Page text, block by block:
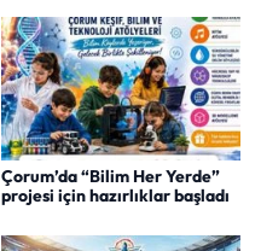
Çorum’da “Bilim Her Yerde”
projesi için hazırlıklar başladı